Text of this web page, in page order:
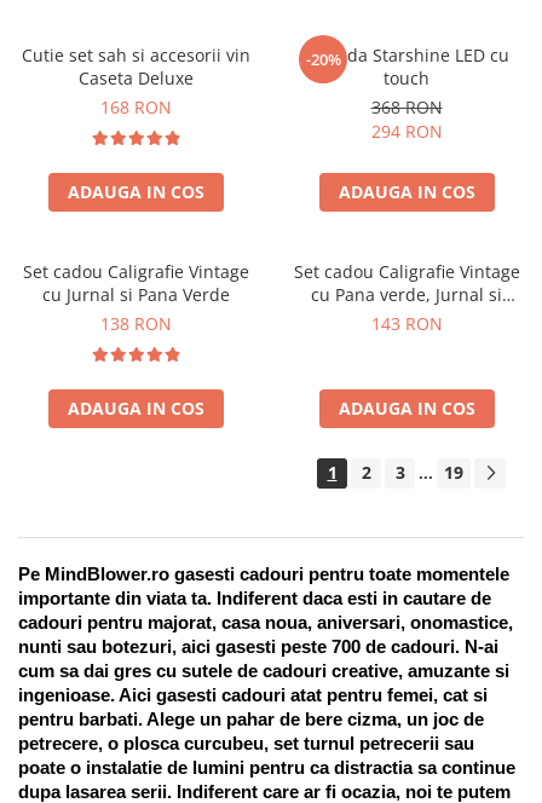
Cutie set sah si accesorii vin
Caseta Deluxe
168 RON
ADAUGA IN COS
-20%
Oglinda Starshine LED cu
touch
368 RON
294 RON
ADAUGA IN COS
Set cadou Caligrafie Vintage
cu Jurnal si Pana Verde
138 RON
ADAUGA IN COS
Set cadou Caligrafie Vintage
cu Pana verde, Jurnal si
Suport pentru stilou, 9 piese
143 RON
ADAUGA IN COS
1 2 3 ... 19
Pe MindBlower.ro gasesti cadouri pentru toate momentele
importante din viata ta. Indiferent daca esti in cautare de
cadouri pentru majorat, casa noua, aniversari, onomastice,
nunti sau botezuri, aici gasesti peste 700 de cadouri. N-ai
cum sa dai gres cu sutele de cadouri creative, amuzante si
ingenioase. Aici gasesti cadouri atat pentru femei, cat si
pentru barbati. Alege un pahar de bere cizma, un joc de
petrecere, o plosca curcubeu, set turnul petrecerii sau
poate o instalatie de lumini pentru ca distractia sa continue
dupa lasarea serii. Indiferent care ar fi ocazia, noi te putem